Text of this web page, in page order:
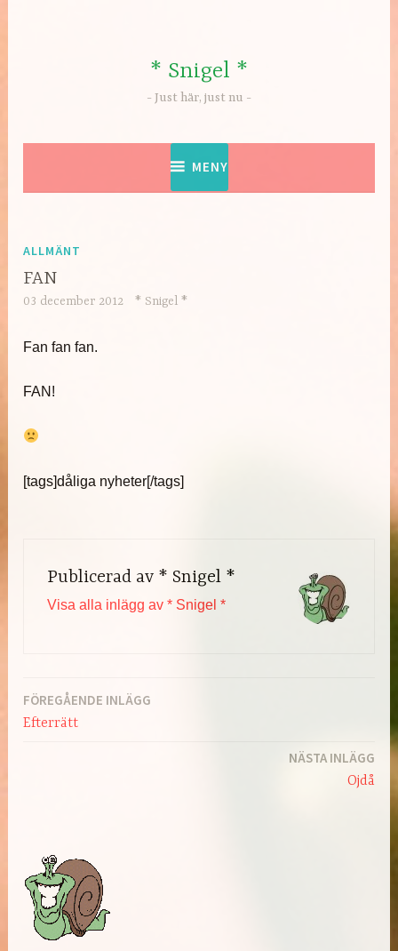
* Snigel *
Just här, just nu
MENY
ALLMÄNT
FAN
03 december 2012 * Snigel *
Fan fan fan.
FAN!
[tags]dåliga nyheter[/tags]
Publicerad av * Snigel *
Visa alla inlägg av * Snigel *
Inläggsnavigering
FÖREGÅENDE INLÄGG
Efterrätt
NÄSTA INLÄGG
Ojdå